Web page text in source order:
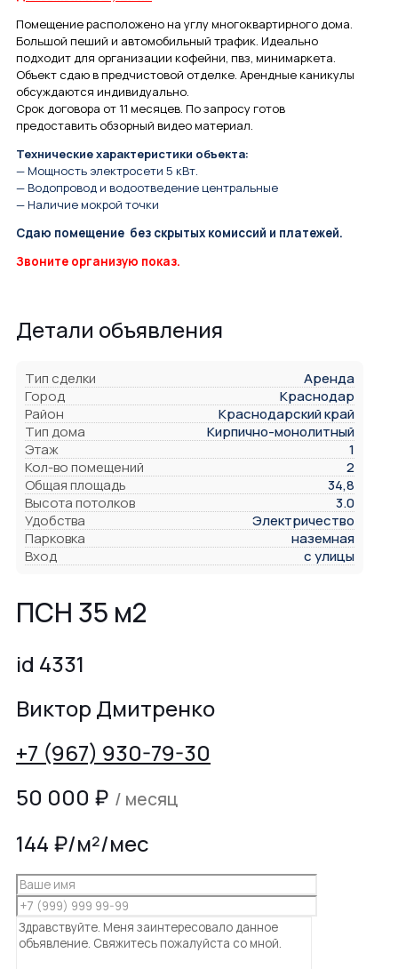
Помещение расположено на углу многоквартирного дома.
Большой пеший и автомобильный трафик. Идеально
подходит для организации кофейни, пвз, минимаркета.
Объект сдаю в предчистовой отделке. Арендные каникулы
обсуждаются индивидуально.
Срок договора от 11 месяцев. По запросу готов
предоставить обзорный видео материал.
Технические характеристики объекта:
— Мощность электросети 5 кВт.
— Водопровод и водоотведение центральные
— Наличие мокрой точки
Сдаю помещение без скрытых комиссий и платежей.
Звоните организую показ.
Детали объявления
Тип сделки
Аренда
Город
Краснодар
Район
Краснодарский край
Тип дома
Кирпично-монолитный
Этаж
1
Кол-во помещений
2
Общая площадь
34,8
Высота потолков
3.0
Удобства
Электричество
Парковка
наземная
Вход
с улицы
ПСН 35 м2
id 4331
Виктор Дмитренко
+7 (967) 930-79-30
50 000 ₽ / месяц
144 ₽/м²/мес